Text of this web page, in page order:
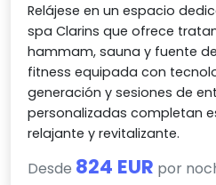
Relájese en un espacio
spa Clarins que ofrece
hammam, sauna y fuente
fitness equipada con
generación y sesiones de
personalizadas completan
relajante y revitalizante.
Desde 824 EUR por